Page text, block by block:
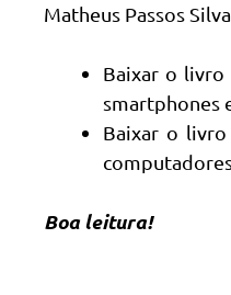
Matheus Passos
Baixar o
smartphones
Baixar o
Boa leitura!